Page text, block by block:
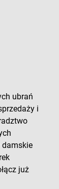
ubrań
i
damskie
już